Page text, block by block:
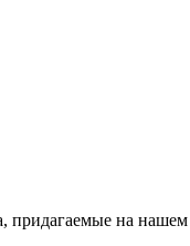
придагаемые на нашем